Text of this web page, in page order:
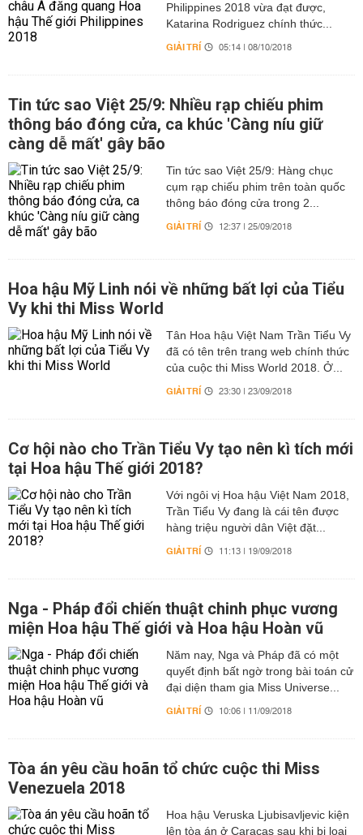
Philippines 2018 vừa đạt được,
Katarina Rodriguez chính thức...
GIẢI TRÍ 05:14 | 08/10/2018
Tin tức sao Việt 25/9: Nhiều rạp chiếu phim
thông báo đóng cửa, ca khúc 'Càng níu giữ
càng dễ mất' gây bão
Tin tức sao Việt 25/9: Hàng chục
cụm rạp chiếu phim trên toàn quốc
thông báo đóng cửa trong 2...
GIẢI TRÍ 12:37 | 25/09/2018
Hoa hậu Mỹ Linh nói về những bất lợi của Tiểu
Vy khi thi Miss World
Tân Hoa hậu Việt Nam Trần Tiểu Vy
đã có tên trên trang web chính thức
của cuộc thi Miss World 2018. Ở...
GIẢI TRÍ 23:30 | 23/09/2018
Cơ hội nào cho Trần Tiểu Vy tạo nên kì tích mới
tại Hoa hậu Thế giới 2018?
Với ngôi vị Hoa hậu Việt Nam 2018,
Trần Tiểu Vy đang là cái tên được
hàng triệu người dân Việt đặt...
GIẢI TRÍ 11:13 | 19/09/2018
Nga - Pháp đổi chiến thuật chinh phục vương
miện Hoa hậu Thế giới và Hoa hậu Hoàn vũ
Năm nay, Nga và Pháp đã có một
quyết định bất ngờ trong bài toán cử
đại diện tham gia Miss Universe...
GIẢI TRÍ 10:06 | 11/09/2018
Tòa án yêu cầu hoãn tổ chức cuộc thi Miss
Venezuela 2018
Hoa hậu Veruska Ljubisavljevic kiện
lên tòa án ở Caracas sau khi bị loại